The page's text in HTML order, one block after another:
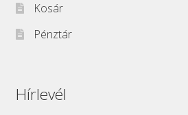
Kosár
Pénztár
Hírlevél